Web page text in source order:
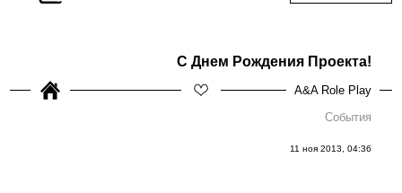
С Днем Рождения Проекта!
A&A Role Play
События
11 ноя 2013, 04:36